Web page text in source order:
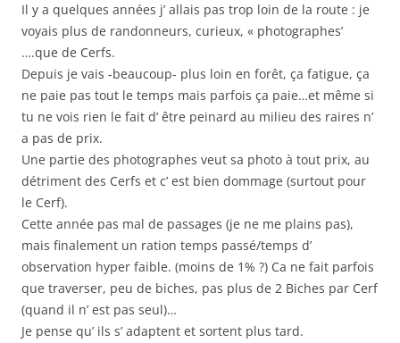
Il y a quelques années j’ allais pas trop loin de la route : je
voyais plus de randonneurs, curieux, « photographes’
….que de Cerfs.
Depuis je vais -beaucoup- plus loin en forêt, ça fatigue, ça
ne paie pas tout le temps mais parfois ça paie…et même si
tu ne vois rien le fait d’ être peinard au milieu des raires n’
a pas de prix.
Une partie des photographes veut sa photo à tout prix, au
détriment des Cerfs et c’ est bien dommage (surtout pour
le Cerf).
Cette année pas mal de passages (je ne me plains pas),
mais finalement un ration temps passé/temps d’
observation hyper faible. (moins de 1% ?) Ca ne fait parfois
que traverser, peu de biches, pas plus de 2 Biches par Cerf
(quand il n’ est pas seul)…
Je pense qu’ ils s’ adaptent et sortent plus tard.